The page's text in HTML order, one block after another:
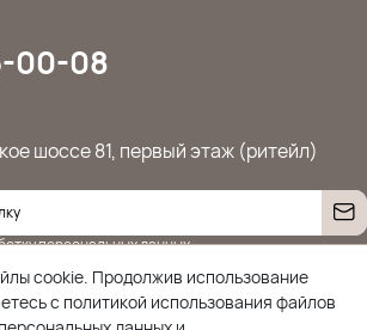
00-08
шоссе 81, первый этаж (ритейл)
персональных данных
cookie. Продолжив использование
с политикой использования файлов